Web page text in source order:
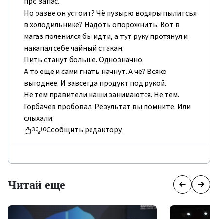
Но разве он устоит? Чё пузырю водяры пылитсья
в холодильнике? Надоть опорожнить. Вот в
магаз поленился бы идти, а тут руку протянул и
накапал себе чайный стакан.
Пить станут больше. Однозначно.
А то ещё и сами гнать начнут. А чё? Всяко
выгоднее. И завсегда продукт под рукой.
Не тем правители наши занимаются. Не тем.
Горбачёв пробовал. Результат вы помните. Или
слыхали.
3 0Сообщить редактору
Читай еще